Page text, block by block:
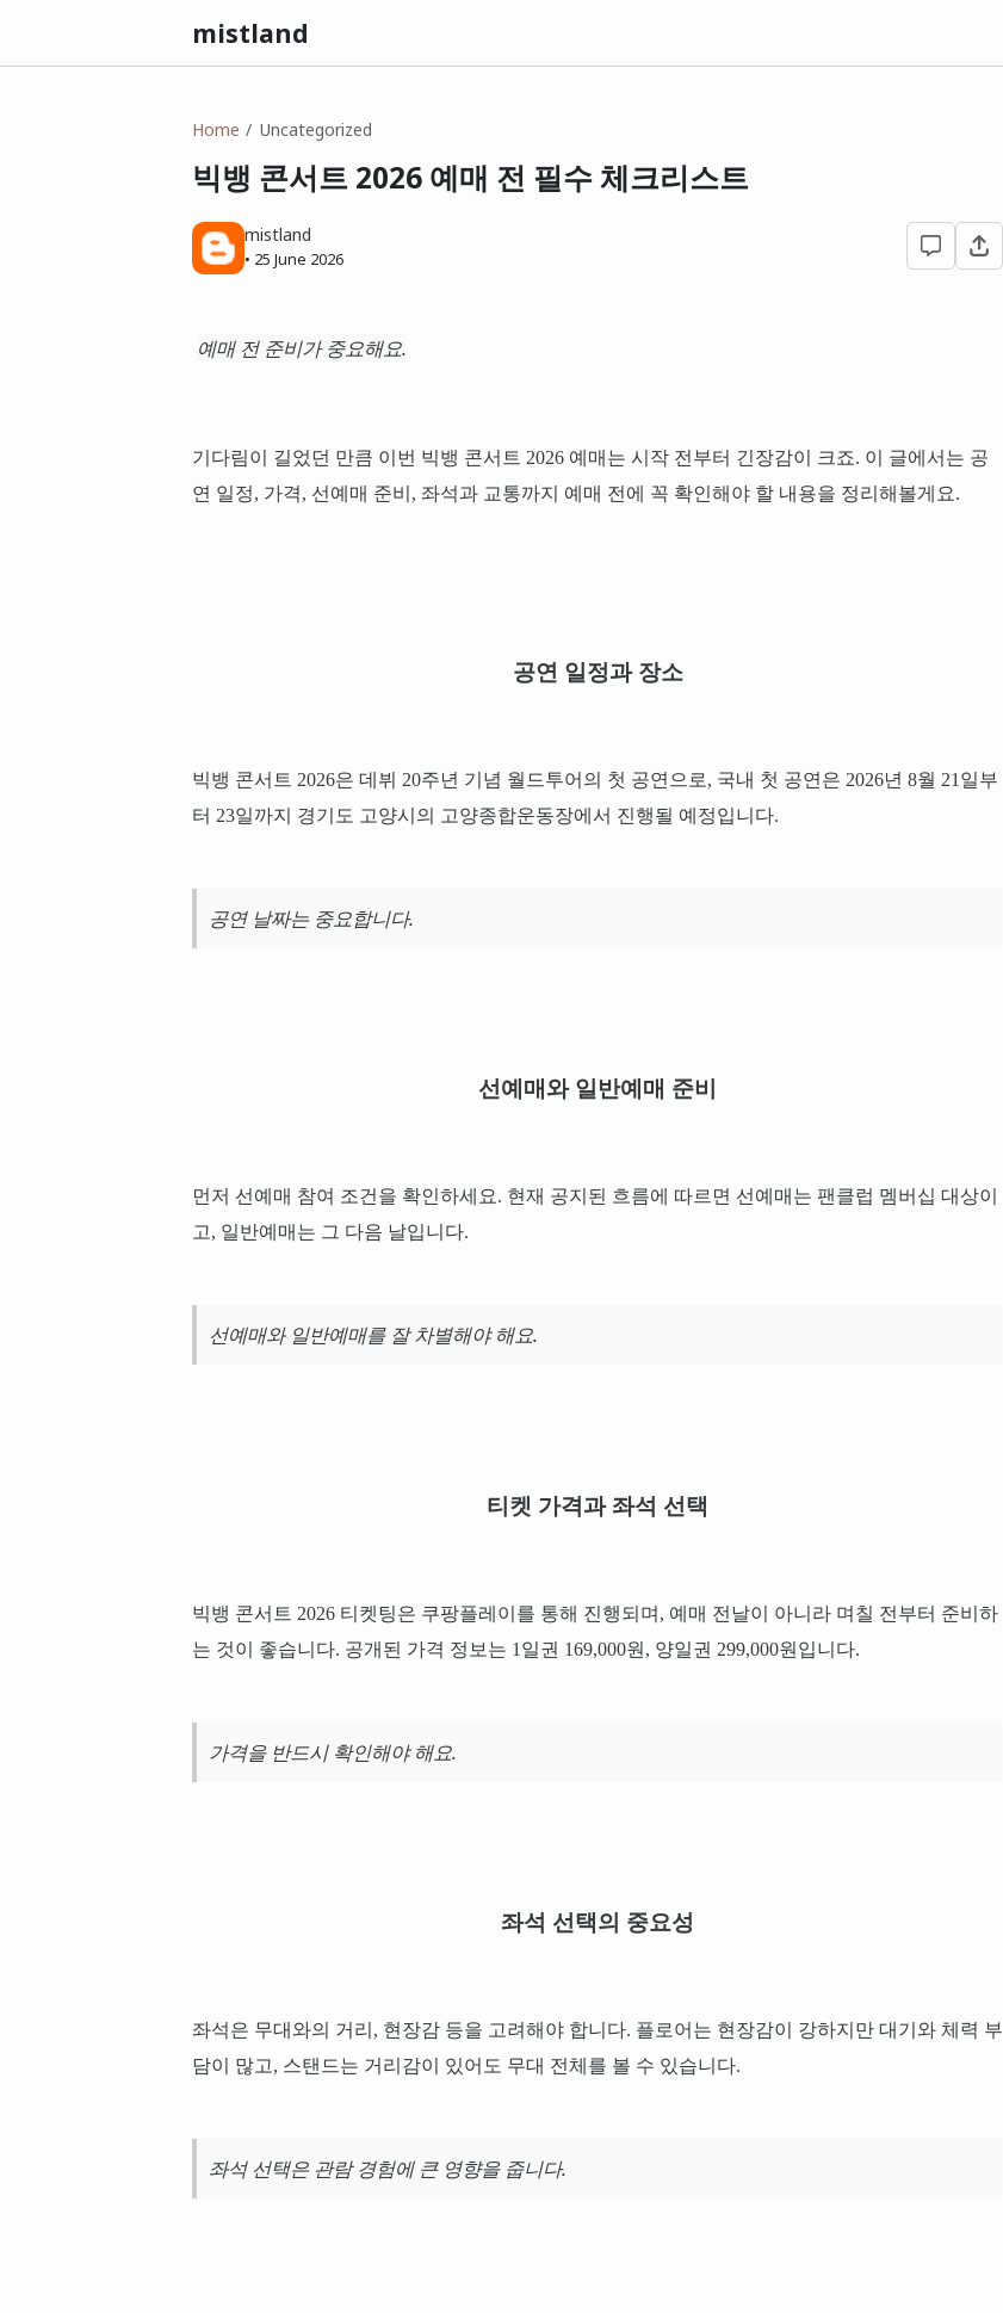
mistland
Home Uncategorized
빅뱅 콘서트 2026 예매 전 필수 체크리스트
mistland
• 25 June 2026
예매 전 준비가 중요해요.
기다림이 길었던 만큼 이번 빅뱅 콘서트 2026 예매는 시작 전부터 긴장감이 크죠. 이 글에서는 공
연 일정, 가격, 선예매 준비, 좌석과 교통까지 예매 전에 꼭 확인해야 할 내용을 정리해볼게요.
공연 일정과 장소
빅뱅 콘서트 2026은 데뷔 20주년 기념 월드투어의 첫 공연으로, 국내 첫 공연은 2026년 8월 21일부
터 23일까지 경기도 고양시의 고양종합운동장에서 진행될 예정입니다.
공연 날짜는 중요합니다.
선예매와 일반예매 준비
먼저 선예매 참여 조건을 확인하세요. 현재 공지된 흐름에 따르면 선예매는 팬클럽 멤버십 대상이
고, 일반예매는 그 다음 날입니다.
선예매와 일반예매를 잘 차별해야 해요.
티켓 가격과 좌석 선택
빅뱅 콘서트 2026 티켓팅은 쿠팡플레이를 통해 진행되며, 예매 전날이 아니라 며칠 전부터 준비하
는 것이 좋습니다. 공개된 가격 정보는 1일권 169,000원, 양일권 299,000원입니다.
가격을 반드시 확인해야 해요.
좌석 선택의 중요성
좌석은 무대와의 거리, 현장감 등을 고려해야 합니다. 플로어는 현장감이 강하지만 대기와 체력 부
담이 많고, 스탠드는 거리감이 있어도 무대 전체를 볼 수 있습니다.
좌석 선택은 관람 경험에 큰 영향을 줍니다.